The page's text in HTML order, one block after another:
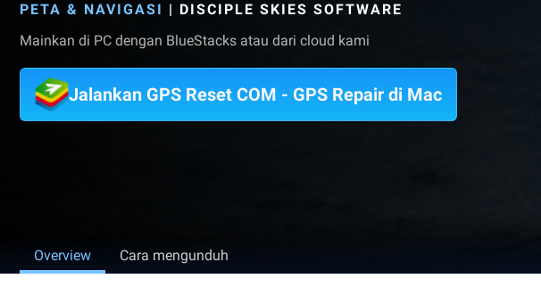
PETA & NAVIGASI | DISCIPLE SKIES SOFTWARE
Mainkan di PC dengan BlueStacks atau dari cloud kami
Jalankan GPS Reset COM - GPS Repair di Mac
Overview Cara mengunduh